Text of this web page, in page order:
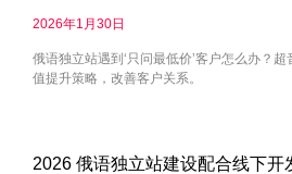
2026年1月30日
俄语独立站遇到‘只问最低价’客户怎么办？
值提升策略，改善客户关系。
2026 俄语独立站建设配合线下开